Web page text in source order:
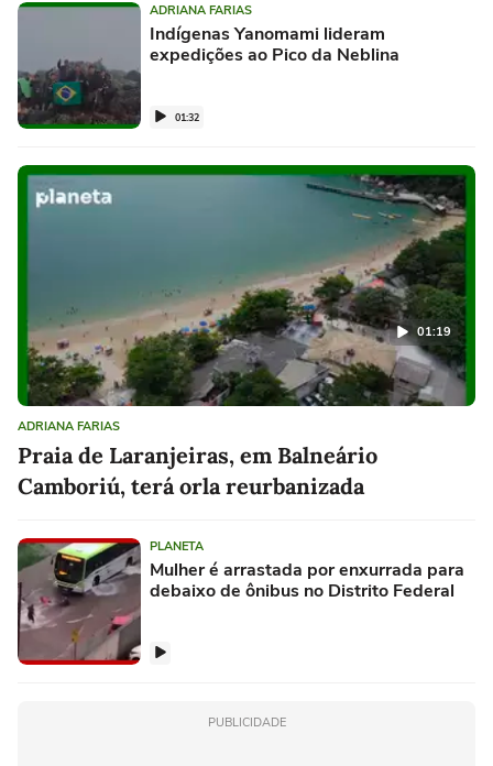
ADRIANA FARIAS
Indígenas Yanomami lideram
expedições ao Pico da Neblina
01:32
ADRIANA FARIAS
Praia de Laranjeiras, em Balneário
Camboriú, terá orla reurbanizada
01:19
PLANETA
Mulher é arrastada por enxurrada para
debaixo de ônibus no Distrito Federal
PUBLICIDADE